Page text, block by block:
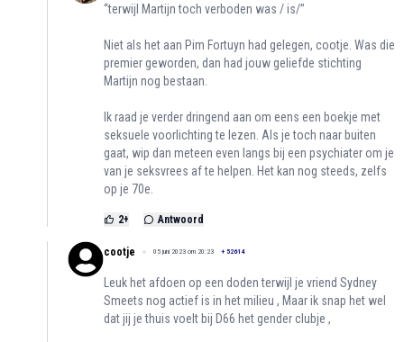
“terwijl Martijn toch verboden was / is/”
Niet als het aan Pim Fortuyn had gelegen, cootje. Was die
premier geworden, dan had jouw geliefde stichting
Martijn nog bestaan.
Ik raad je verder dringend aan om eens een boekje met
seksuele voorlichting te lezen. Als je toch naar buiten
gaat, wip dan meteen even langs bij een psychiater om je
van je seksvrees af te helpen. Het kan nog steeds, zelfs
op je 70e.
2+ Antwoord
cootje 05 juni 2023 om 20:23 + 52614
Leuk het afdoen op een doden terwijl je vriend Sydney
Smeets nog actief is in het milieu , Maar ik snap het wel
dat jij je thuis voelt bij D66 het gender clubje ,